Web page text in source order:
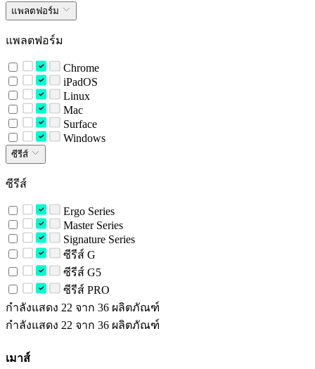
แพลตฟอร์ม
แพลตฟอร์ม
Chrome
iPadOS
Linux
Mac
Surface
Windows
ซีรีส์
ซีรีส์
Ergo Series
Master Series
Signature Series
ซีรีส์ G
ซีรีส์ G5
ซีรีส์ PRO
กำลังแสดง 22 จาก 36 ผลิตภัณฑ์
กำลังแสดง 22 จาก 36 ผลิตภัณฑ์
เมาส์